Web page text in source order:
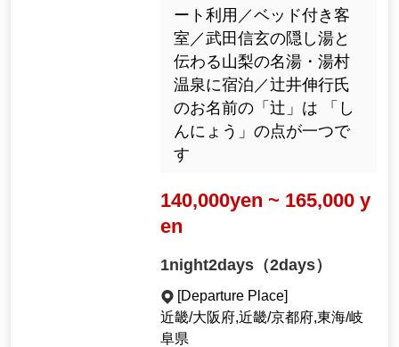
ート利用／ベッド付き客
室／武田信玄の隠し湯と
伝わる山梨の名湯・湯村
温泉に宿泊／辻井伸行氏
のお名前の「辻」は 「し
んにょう」の点が一つで
す
140,000yen ~ 165,000 y
en
1night2days（2days）
[Departure Place]
近畿/大阪府,近畿/京都府,東海/岐
阜県